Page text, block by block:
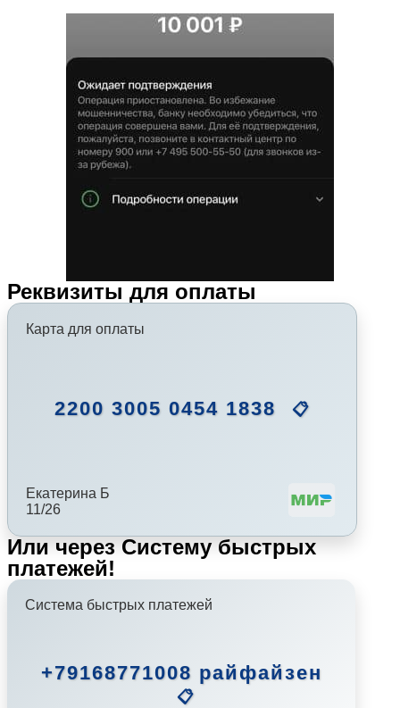
Реквизиты для оплаты
Карта для оплаты
2200 3005 0454 1838 📋
Екатерина Б
11/26
Или через Систему быстрых
платежей!
Система быстрых платежей
+79168771008 райфайзен
📋